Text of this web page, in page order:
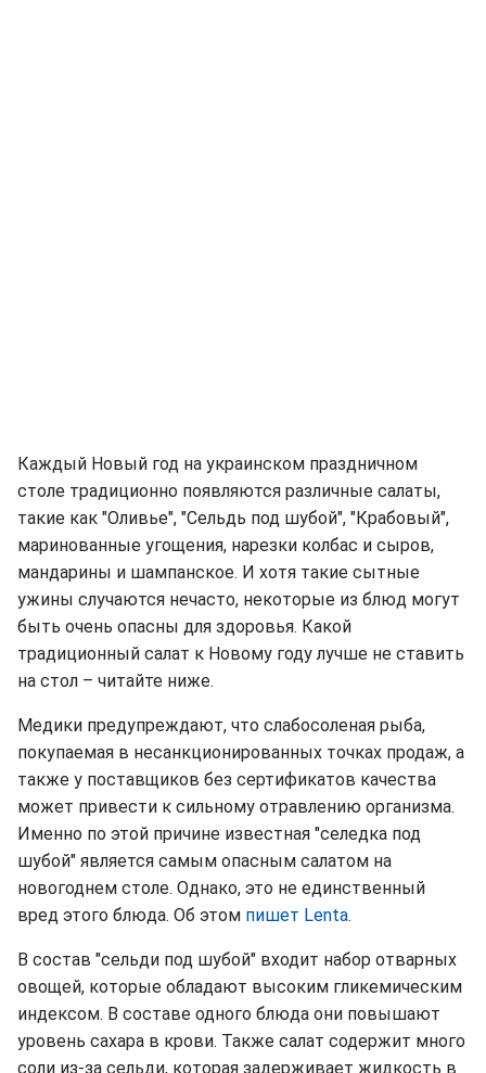
Каждый Новый год на украинском праздничном
столе традиционно появляются различные салаты,
такие как "Оливье", "Сельдь под шубой", "Крабовый",
маринованные угощения, нарезки колбас и сыров,
мандарины и шампанское. И хотя такие сытные
ужины случаются нечасто, некоторые из блюд могут
быть очень опасны для здоровья. Какой
традиционный салат к Новому году лучше не ставить
на стол – читайте ниже.
Медики предупреждают, что слабосоленая рыба,
покупаемая в несанкционированных точках продаж, а
также у поставщиков без сертификатов качества
может привести к сильному отравлению организма.
Именно по этой причине известная "селедка под
шубой" является самым опасным салатом на
новогоднем столе. Однако, это не единственный
вред этого блюда. Об этом пишет Lenta.
В состав "сельди под шубой" входит набор отварных
овощей, которые обладают высоким гликемическим
индексом. В составе одного блюда они повышают
уровень сахара в крови. Также салат содержит много
соли из-за сельди, которая задерживает жидкость в